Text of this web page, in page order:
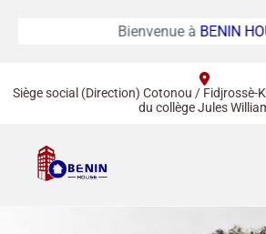
Bienvenue àBENIN HOUSE
Siège social (Direction) Cotonou / Fidjrossè-
du collège Jules